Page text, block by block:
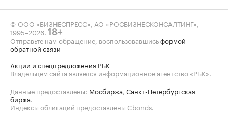
© ООО «БИЗНЕСПРЕСС», АО «РОСБИЗНЕСКОНСАЛТИНГ»,
1995–2026. 18+
Отправьте нам обращение, воспользовавшисьформой
обратной связи
Акции и спецпредложения РБК
Владельцем сайта является информационное агентство «РБК».
Данные предоставлены: Мосбиржа, Санкт-Петербургская
биржа.
Индексы облигаций предоставлены Cbonds.